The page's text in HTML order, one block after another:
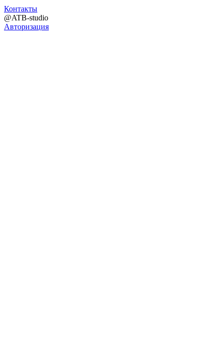
Контакты
@ATB-studio
Авторизация